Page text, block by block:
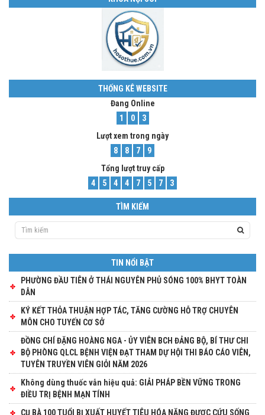
THỐNG KÊ WEBSITE
Đang Online
1
0
3
Lượt xem trong ngày
8
8 7
9
Tổng lượt truy cấp
4
5 4 4 7 5 7 3
TÌM KIẾM
TIN NỔI BẬT
PHƯỜNG ĐẦU TIÊN Ở THÁI NGUYÊN PHỦ SÓNG 100% BHYT TOÀN
DÂN
KÝ KẾT THỎA THUẬN HỢP TÁC, TĂNG CƯỜNG HỖ TRỢ CHUYÊN
MÔN CHO TUYẾN CƠ SỞ
ĐỒNG CHÍ ĐẶNG HOÀNG NGA - ỦY VIÊN BCH ĐẢNG BỘ, BÍ THƯ CHI
BỘ PHÒNG QLCL BỆNH VIỆN ĐẠT THAM DỰ HỘI THI BÁO CÁO VIÊN,
TUYÊN TRUYỀN VIÊN GIỎI NĂM 2026
Không dùng thuốc vẫn hiệu quả: GIẢI PHÁP BỀN VỮNG TRONG
ĐIỀU TRỊ BỆNH MẠN TÍNH
CỤ BÀ 100 TUỔI BỊ XUẤT HUYẾT TIÊU HÓA NẶNG ĐƯỢC CỨU SỐNG